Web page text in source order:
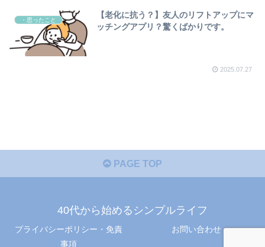
・思ったこと
【老化に抗う？】友人のリフトアップにマ
ッチングアプリ？驚くばかりです。
2025.07.27
PAGE TOP
40代から始めるシンプルライフ
プライバシーポリシー・免責
事項
お問い合わせ